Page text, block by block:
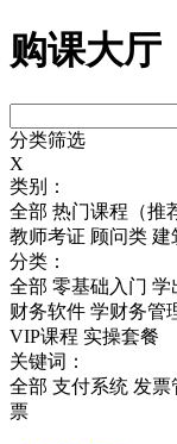
购课大厅
分类筛选
X
类别：
全部 热门课程（推
教师考证 顾问类 建
分类：
全部 零基础入门 学
财务软件 学财务管
VIP课程 实操套餐
关键词：
全部 支付系统 发票
票